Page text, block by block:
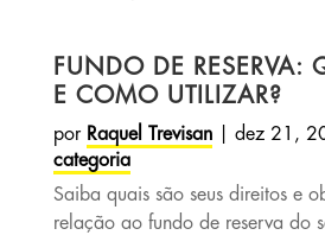
FUNDO DE RESERVA:
E COMO UTILIZAR?
por Raquel Trevisan| dez 21,
categoria
Saiba quais são seus direitos e
relação ao fundo de reserva do